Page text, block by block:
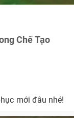
Chế Tạo
mới đâu nhé!